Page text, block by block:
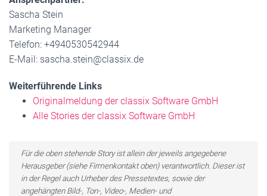
Sascha Stein
Marketing Manager
Telefon: +4940530542944
E-Mail: sascha.stein@classix.de
Weiterführende Links
Originalmeldung der classix Software GmbH
Alle Stories der classix Software GmbH
Für die oben stehende Story ist allein der jeweils angegebene
Herausgeber (siehe Firmenkontakt oben) verantwortlich. Dieser ist
in der Regel auch Urheber des Pressetextes, sowie der
angehängten Bild-, Ton-, Video-, Medien- und